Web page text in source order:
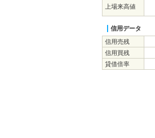
上場来高値
信用データ
信用売残
信用買残
貸借倍率